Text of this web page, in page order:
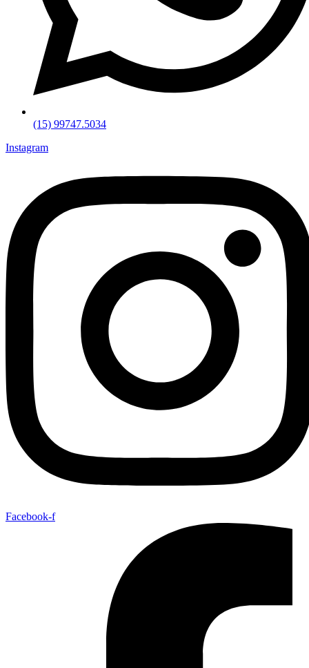
(15) 99747.5034
Instagram
Facebook-f